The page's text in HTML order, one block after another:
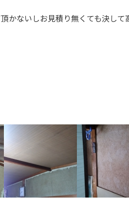
かないしお見積り無くても決し